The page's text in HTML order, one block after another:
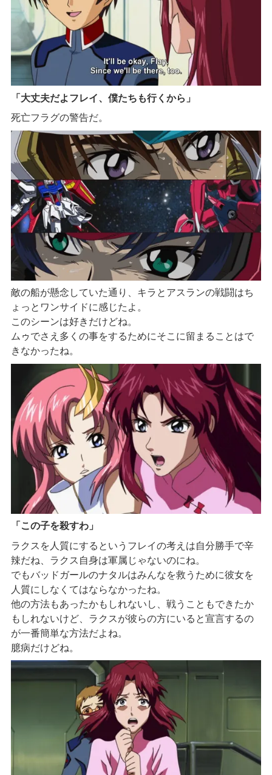
「大丈夫だよフレイ、僕たちも行くから」
死亡フラグの警告だ。
敵の船が懸念していた通り、キラとアスランの戦闘はち
ょっとワンサイドに感じたよ。
このシーンは好きだけどね。
ムゥでさえ多くの事をするためにそこに留まることはで
きなかったね。
「この子を殺すわ」
ラクスを人質にするというフレイの考えは自分勝手で辛
辣だね、ラクス自身は軍属じゃないのにね。
でもバッドガールのナタルはみんなを救うために彼女を
人質にしなくてはならなかったね。
他の方法もあったかもしれないし、戦うこともできたか
もしれないけど、ラクスが彼らの方にいると宣言するの
が一番簡単な方法だよね。
臆病だけどね。